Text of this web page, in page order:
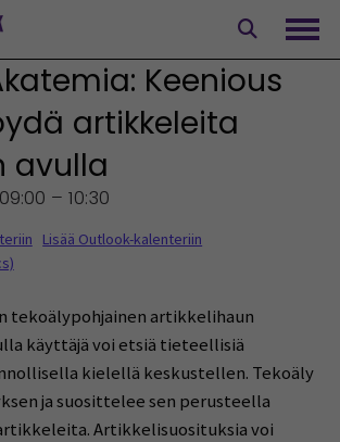
Keenious
artikkeleita
avulla
09:00 – 10:30
Lisää Outlook-kalenteriin
tekoälypohjainen artikkelihaun
käyttäjä voi etsiä tieteellisiä
kielellä keskustellen. Tekoäly
ja suosittelee sen perusteella
Artikkelisuosituksia voi